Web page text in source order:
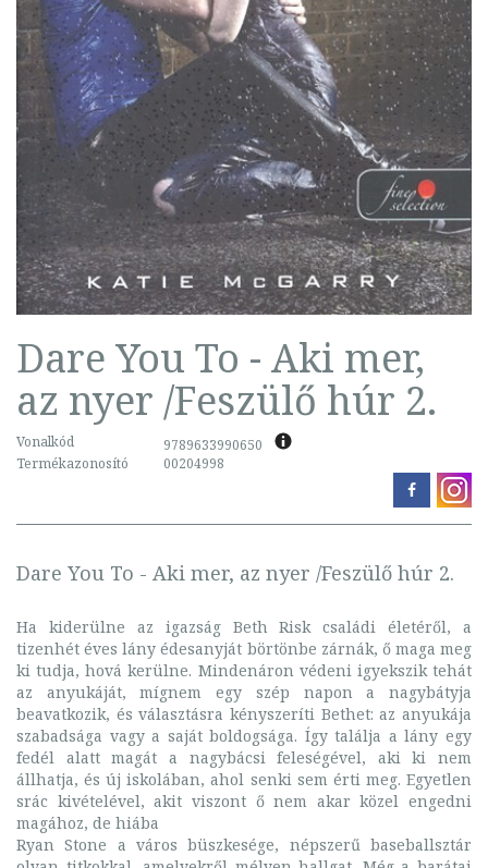
Dare You To - Aki mer,
az nyer /Feszülő húr 2.
Vonalkód
9789633990650
Termékazonosító
00204998
Dare You To - Aki mer, az nyer /Feszülő húr 2.
Ha kiderülne az igazság Beth Risk családi életéről, a
tizenhét éves lány édesanyját börtönbe zárnák, ő maga meg
ki tudja, hová kerülne. Mindenáron védeni igyekszik tehát
az anyukáját, mígnem egy szép napon a nagybátyja
beavatkozik, és választásra kényszeríti Bethet: az anyukája
szabadsága vagy a saját boldogsága. Így találja a lány egy
fedél alatt magát a nagybácsi feleségével, aki ki nem
állhatja, és új iskolában, ahol senki sem érti meg. Egyetlen
srác kivételével, akit viszont ő nem akar közel engedni
magához, de hiába
Ryan Stone a város büszkesége, népszerű baseballsztár